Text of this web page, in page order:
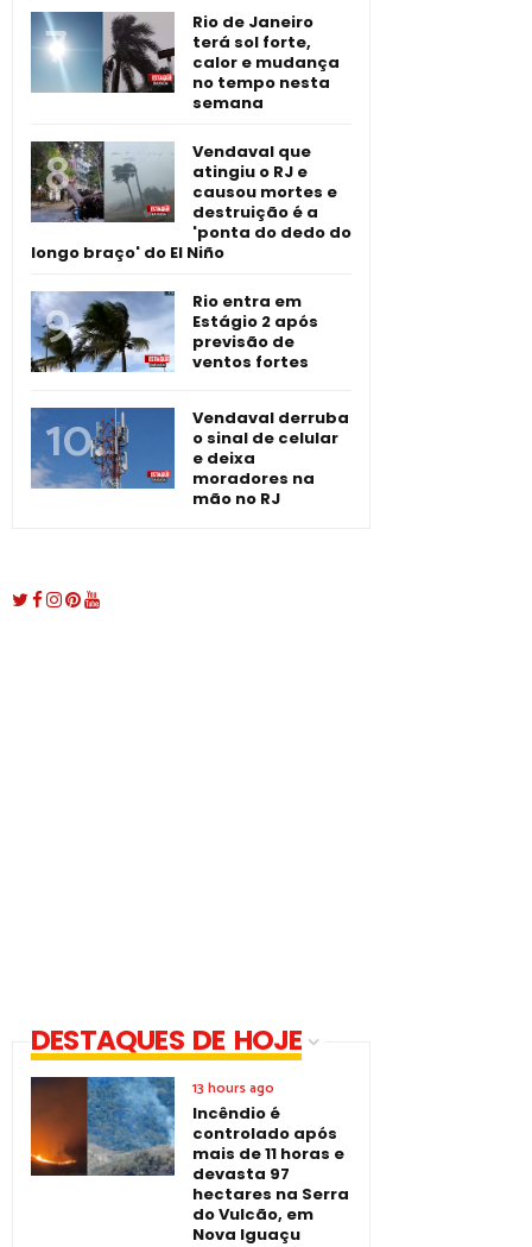
Rio de Janeiro
terá sol forte,
calor e mudança
no tempo nesta
semana
Vendaval que
atingiu o RJ e
causou mortes e
destruição é a
'ponta do dedo do
longo braço' do El Niño
Rio entra em
Estágio 2 após
previsão de
ventos fortes
Vendaval derruba
o sinal de celular
e deixa
moradores na
mão no RJ
DESTAQUES DE HOJE
13 hours ago
Incêndio é
controlado após
mais de 11 horas e
devasta 97
hectares na Serra
do Vulcão, em
Nova Iguaçu